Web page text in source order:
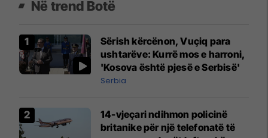
Në trend Botë
Sërish kërcënon, Vuçiq para
ushtarëve: Kurrë mos e harroni,
'Kosova është pjesë e Serbisë'
Serbia
14-vjeçari ndihmon policinë
britanike për një telefonatë të